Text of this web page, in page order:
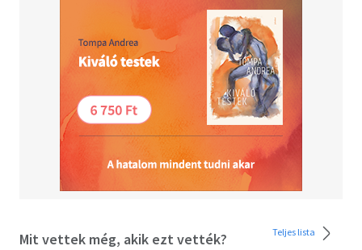
írásban ismertetik a legnagyobb piás művészeket és
halhatatlan alkotásaikat, amitől az a szörnyű gyanú
ébred bennünk, hogy a remekművek döntő többségét
semmirekellő szeszkazánok alkották, macskajajosan
fetrengve. Teszik mindezt alapos tárgyi tudással,
lelkesedéssel - és a remekművekhez hasonlóan -
megfelelő szótagszámmal, remek cselekménnyel, míves
nyelvezettel. Miközben végigdülöngélünk a világ- és a
hazai művészet vigalmi negyedén, 66 receptet is kapunk
ajándékba, hogy hatékonyan vehessük fel a küzdelmet a
katzenjammer ellen.
Mit vettek még, akik ezt vették? Teljes lista